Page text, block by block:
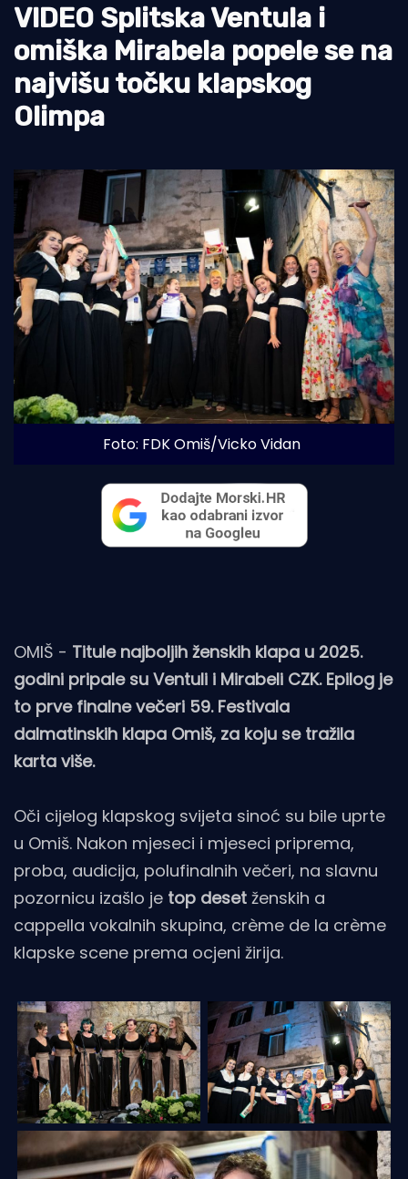
Ekologija
Tradicija i kultura
VIDEO Splitska Ventula i
omiška Mirabela popele se na
najvišu točku klapskog
Olimpa
Foto: FDK Omiš/Vicko Vidan
OMIŠ - Titule najboljih ženskih klapa u 2025.
godini pripale su Ventuli i Mirabeli CZK. Epilog je
to prve finalne večeri 59. Festivala
dalmatinskih klapa Omiš, za koju se tražila
karta više.
Oči cijelog klapskog svijeta sinoć su bile uprte
u Omiš. Nakon mjeseci i mjeseci priprema,
proba, audicija, polufinalnih večeri, na slavnu
pozornicu izašlo je top deset ženskih a
cappella vokalnih skupina, crème de la crème
klapske scene prema ocjeni žirija.